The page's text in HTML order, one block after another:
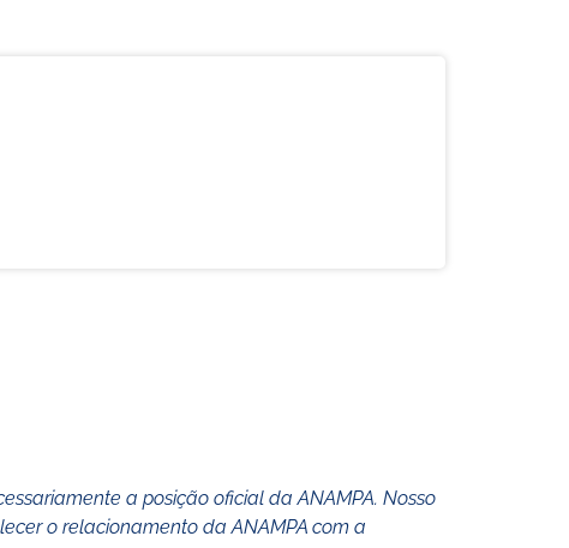
a posição oficial da ANAMPA. Nosso
o relacionamento da ANAMPA com a